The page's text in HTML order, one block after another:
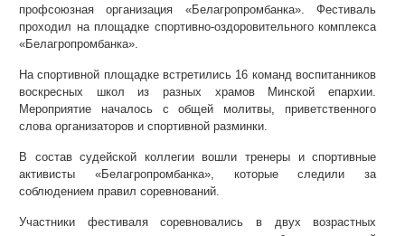
профсоюзная организация «Белагропромбанка». Фестиваль
проходил на площадке спортивно-оздоровительного комплекса
«Белагропромбанка».
На спортивной площадке встретились 16 команд воспитанников
воскресных школ из разных храмов Минской епархии.
Мероприятие началось с общей молитвы, приветственного
слова организаторов и спортивной разминки.
В состав судейской коллегии вошли тренеры и спортивные
активисты «Белагропромбанка», которые следили за
соблюдением правил соревнований.
Участники фестиваля соревновались в двух возрастных